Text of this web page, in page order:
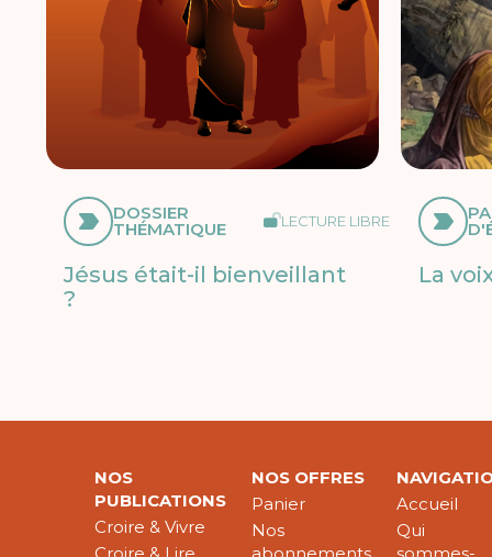
DOSSIER
THÉMATIQUE LECTURE LIBRE
Jésus était-il bienveillant
?
La
NOS
PUBLICATIONS
Croire & Vivre
NOS OFFRES
Panier
Nos
Accueil
Qui